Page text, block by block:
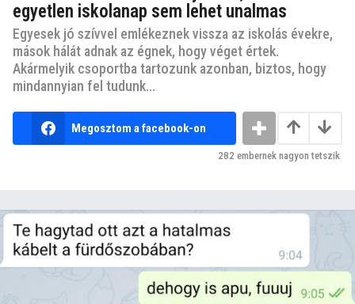
egyetlen iskolanap sem lehet unalmas
Egyesek jó szívvel emlékeznek vissza az iskolás évekre,
mások hálát adnak az égnek, hogy véget értek.
Akármelyik csoportba tartozunk azonban, biztos, hogy
mindannyian fel tudunk...
Megosztom a facebook-on
282 embernek nagyon tetszik